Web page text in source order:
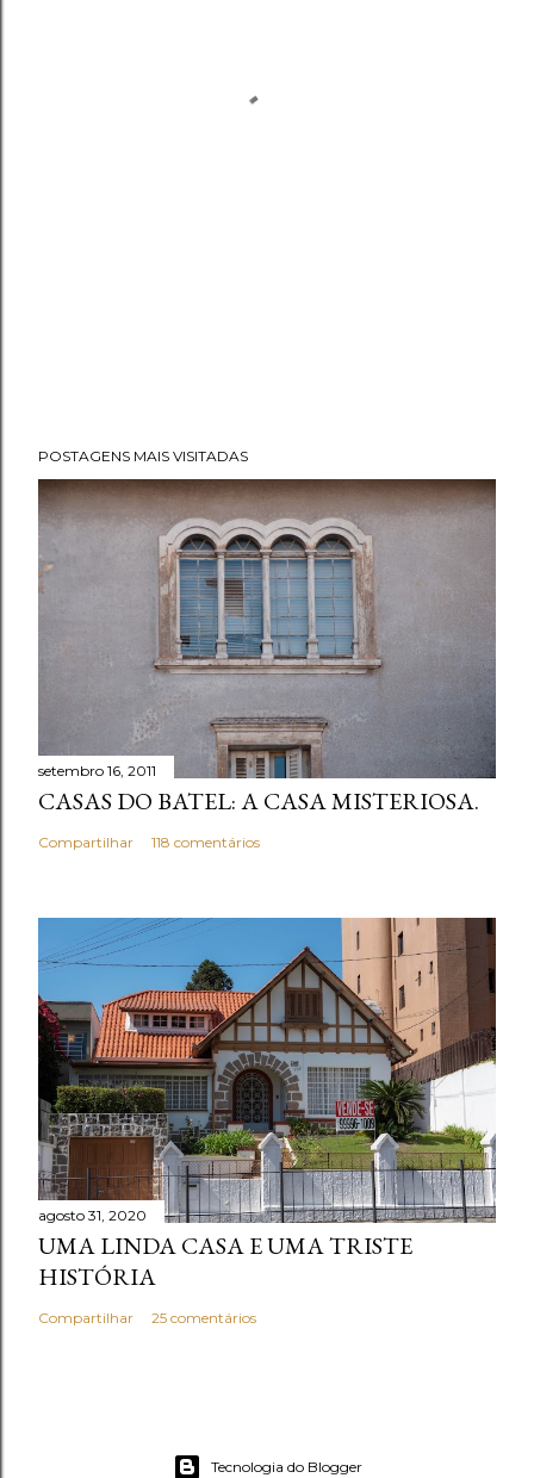
POSTAGENS MAIS VISITADAS
setembro 16, 2011
CASAS DO BATEL: A CASA MISTERIOSA.
Compartilhar 118 comentários
agosto 31, 2020
UMA LINDA CASA E UMA TRISTE
HISTÓRIA
Compartilhar 25 comentários
Tecnologia do Blogger